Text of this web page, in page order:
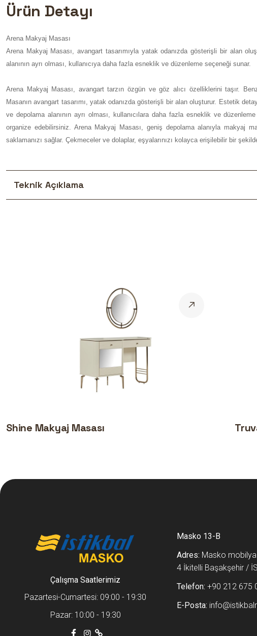
Ürün Detayı
Arena Makyaj Masası
Arena Makyaj Masası, avangart tasarımıyla yatak odanızda gösterişli bir alan
alanının ayrı olması, kullanıcıya daha fazla esneklik ve düzenleme seçeneği sunar.
Arena Makyaj Masası, avangart tarzın özgün ve göz alıcı özelliklerini taşır.
Masanın avangart tasarımı, yatak odanızda gösterişli bir alan oluşturur. Estetik
ve depolama alanının ayrı olması, kullanıcılara daha fazla esneklik ve
organize edebilirsiniz. Arena Makyaj Masası, geniş depolama alanıyla makyaj
saklamanızı sağlar. Çekmeceler ve dolaplar, eşyalarınızı kolayca erişilebilir bir
Teknik Açıklama
Shine Makyaj Masası
Çalışma Saatlerimiz
Pazartesi-Cumartesi: 09:00 - 19:30
Pazar: 10:00 - 19:30
Masko 13-B
Adres: Masko
4 İkitelli Başakşehir /
Telefon: +90 212 675
E-Posta: